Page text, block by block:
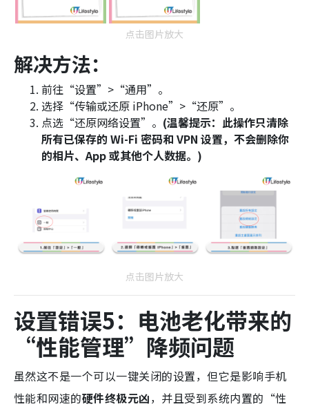
点击图片放大
解决方法：
前往“设置”>“通用”。
选择“传输或还原 iPhone”>“还原”。
点选“还原网络设置”。 (温馨提示：此操作只清除
所有已保存的 Wi-Fi 密码和 VPN 设置，不会删除你
的相片、App 或其他个人数据。)
点击图片放大
设置错误5：电池老化带来的
“性能管理”降频问题
虽然这不是一个可以一键关闭的设置，但它是影响手机
性能和网速的硬件终极元凶，并且受到系统内置的“性